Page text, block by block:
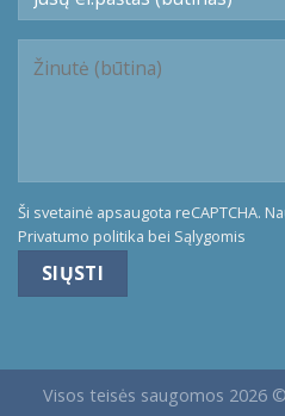
Ši svetainė apsaugota reCAPTCHA.
Privatumo politika bei Sąlygomis
Visos teisės saugomos 2026 ©